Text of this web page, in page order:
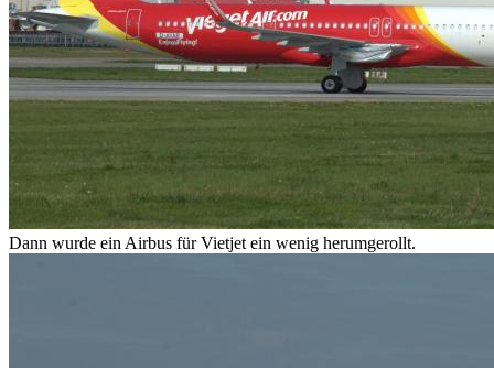
Dann wurde ein Airbus für Vietjet ein wenig herumgerollt.